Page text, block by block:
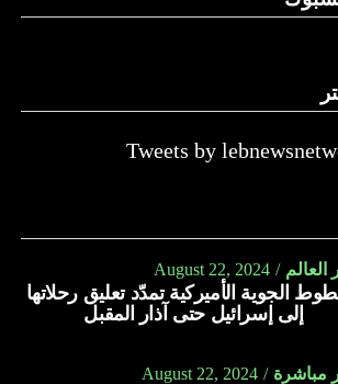
Tweets by
العالم August 22, 2024
الجوية الأميركية تمدّد تعليق رحلاتها
إلى إسرائيل حتى آذار المقبل
مباشرة August 22, 2024